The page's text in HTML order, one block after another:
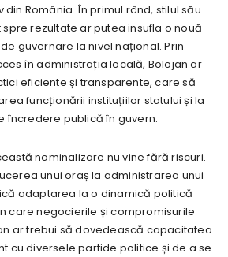
România. În primul rând, stilul său
rezultate ar putea insufla o nouă
guvernare la nivel național. Prin
în administrația locală, Bolojan ar
eficiente și transparente, care să
funcționării instituțiilor statului și la
încredere publică în guvern.
nominalizare nu vine fără riscuri.
unui oraș la administrarea unui
adaptarea la o dinamică politică
care negocierile și compromisurile
ar trebui să dovedească capacitatea
cu diversele partide politice și de a se